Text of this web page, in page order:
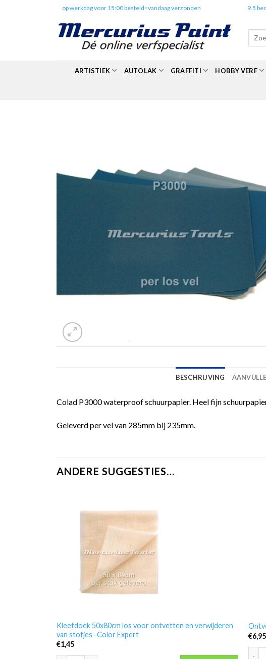
op werkdag voor 15:00 besteld=vandaag verzonden 9.5
ARTISTIEK AUTOLAK GRAFFITI HOBBY VERF
BESCHRIJVING
Colad P3000 waterproof schuurpapier. Heel fijn
Geleverd per vel van 285mm bij 235mm.
ANDERE SUGGESTIES…
Kleefdoek 50x80cm los voor ontvetten en verwijderen
van stofjes -Color Expert
€1,45
€6,95